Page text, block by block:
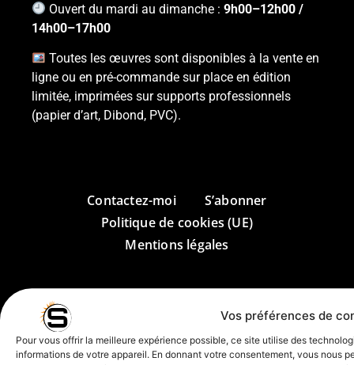
Vos préférences de
Pour vous offrir la meilleure expérience possible, ce site utilise des
informations de votre appareil. En donnant votre consentement, vous nous
Ouvert du mardi au dimanche :9h00–12h00 /
14h00–17h00
Toutes les œuvres sont disponibles à la vente en
ligne ou en pré-commande sur place en édition
limitée, imprimées sur supports professionnels
(papier d’art, Dibond, PVC).
Contactez-moi
S’abonner
Politique de cookies (UE)
Mentions légales
Informations
Studio “Saga-